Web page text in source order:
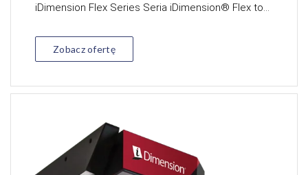
iDimension Flex Series Seria iDimension® Flex to...
Zobacz ofertę